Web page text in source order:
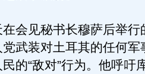
见秘书长穆萨后举行
武装对土耳其的任何军
的“敌对”行为。 他呼吁